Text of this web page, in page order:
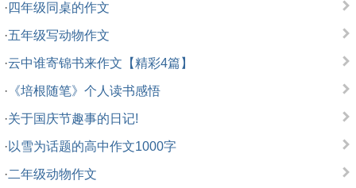
· 四年级同桌的作文
·五年级写动物作文
·云中谁寄锦书来作文【精彩4篇】
· 《培根随笔》个人读书感悟
·关于国庆节趣事的日记!
· 以雪为话题的高中作文1000字
·二年级动物作文